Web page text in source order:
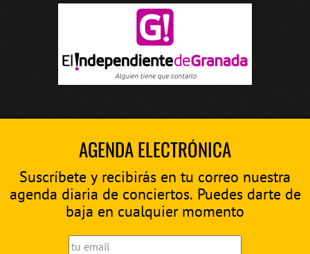
AGENDA ELECTRÓNICA
Suscríbete y recibirás en tu correo nuestra
agenda diaria de conciertos. Puedes darte de
baja en cualquier momento